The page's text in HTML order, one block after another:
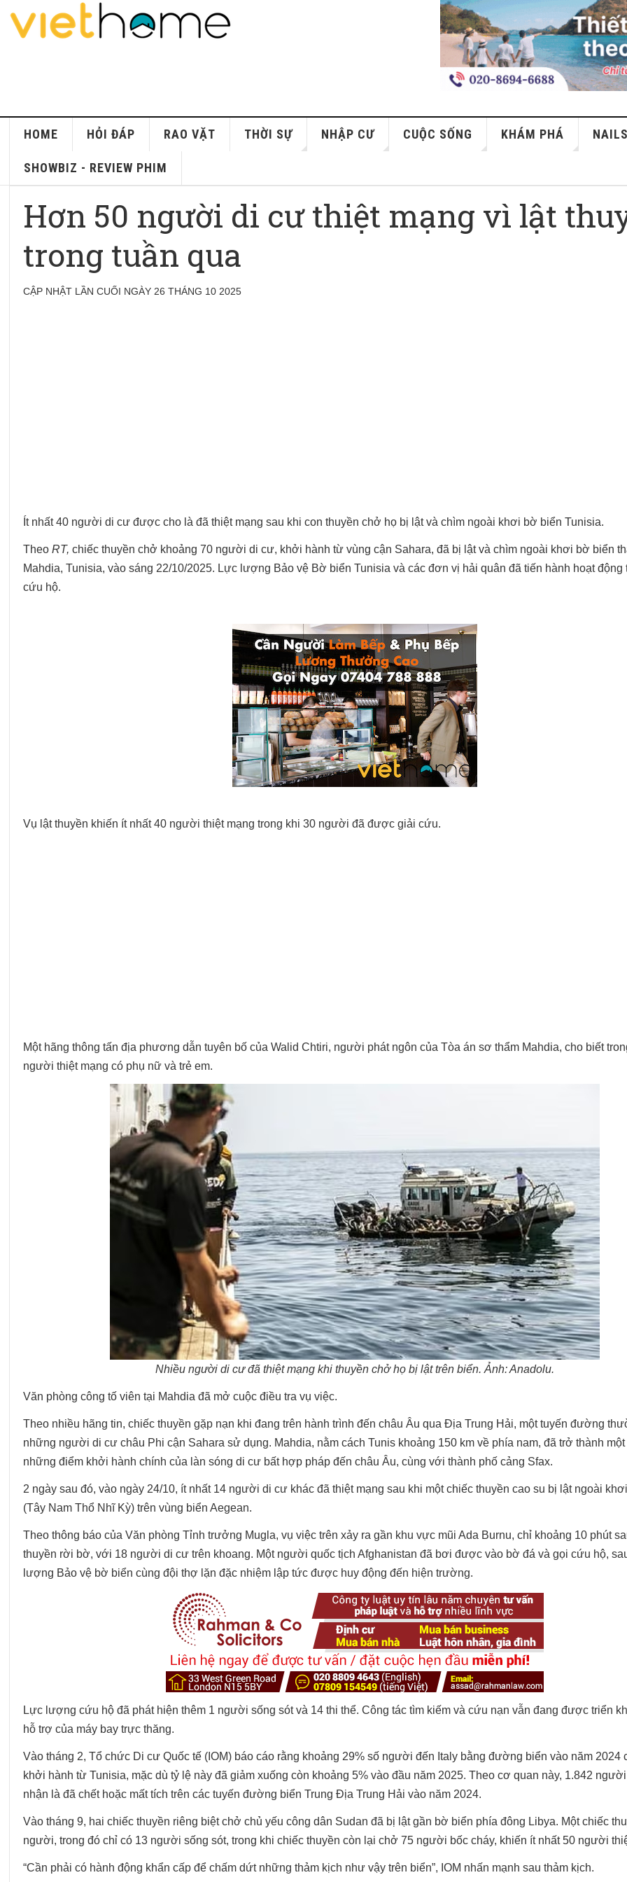
HOME HỎI ĐÁP RAO VẶT THỜI SỰ NHẬP CƯ CUỘC SỐNG KHÁM PHÁ NAILS
SHOWBIZ - REVIEW PHIM
Hơn 50 người di cư thiệt mạng vì lật
trong tuần qua
CẬP NHẬT LẦN CUỐI NGÀY 26 THÁNG 10 2025
Ít nhất 40 người di cư được cho là đã thiệt mạng sau khi con thuyền chở họ bị lật và chìm ngoài khơi bờ biển Tunisia.
TheoRT, chiếc thuyền chở khoảng 70 người di cư, khởi hành từ vùng cận Sahara, đã bị lật và chìm ngoài khơi bờ biển
Mahdia, Tunisia, vào sáng 22/10/2025. Lực lượng Bảo vệ Bờ biển Tunisia và các đơn vị hải quân đã tiến hành hoạt động
cứu hộ.
Vụ lật thuyền khiến ít nhất 40 người thiệt mạng trong khi 30 người đã được giải cứu.
Một hãng thông tấn địa phương dẫn tuyên bố của Walid Chtiri, người phát ngôn của Tòa án sơ thẩm Mahdia, cho biết
người thiệt mạng có phụ nữ và trẻ em.
Nhiều người di cư đã thiệt mạng khi thuyền chở họ bị lật trên biển. Ảnh: Anadolu.
Văn phòng công tố viên tại Mahdia đã mở cuộc điều tra vụ việc.
Theo nhiều hãng tin, chiếc thuyền gặp nạn khi đang trên hành trình đến châu Âu qua Địa Trung Hải, một tuyến đường
những người di cư châu Phi cận Sahara sử dụng. Mahdia, nằm cách Tunis khoảng 150 km về phía nam, đã trở thành một
những điểm khởi hành chính của làn sóng di cư bất hợp pháp đến châu Âu, cùng với thành phố cảng Sfax.
2 ngày sau đó, vào ngày 24/10, ít nhất 14 người di cư khác đã thiệt mạng sau khi một chiếc thuyền cao su bị lật ngoài
(Tây Nam Thổ Nhĩ Kỳ) trên vùng biển Aegean.
Theo thông báo của Văn phòng Tỉnh trưởng Mugla, vụ việc trên xảy ra gần khu vực mũi Ada Burnu, chỉ khoảng 10 phút
thuyền rời bờ, với 18 người di cư trên khoang. Một người quốc tịch Afghanistan đã bơi được vào bờ đá và gọi cứu hộ,
lượng Bảo vệ bờ biển cùng đội thợ lặn đặc nhiệm lập tức được huy động đến hiện trường.
Lực lượng cứu hộ đã phát hiện thêm 1 người sống sót và 14 thi thể. Công tác tìm kiếm và cứu nạn vẫn đang được triển
hỗ trợ của máy bay trực thăng.
Vào tháng 2, Tổ chức Di cư Quốc tế (IOM) báo cáo rằng khoảng 29% số người đến Italy bằng đường biển vào năm 2024
khởi hành từ Tunisia, mặc dù tỷ lệ này đã giảm xuống còn khoảng 5% vào đầu năm 2025. Theo cơ quan này, 1.842
nhận là đã chết hoặc mất tích trên các tuyến đường biển Trung Địa Trung Hải vào năm 2024.
Vào tháng 9, hai chiếc thuyền riêng biệt chở chủ yếu công dân Sudan đã bị lật gần bờ biển phía đông Libya. Một chiếc
người, trong đó chỉ có 13 người sống sót, trong khi chiếc thuyền còn lại chở 75 người bốc cháy, khiến ít nhất 50 người
“Cần phải có hành động khẩn cấp để chấm dứt những thảm kịch như vậy trên biển”, IOM nhấn mạnh sau thảm kịch.